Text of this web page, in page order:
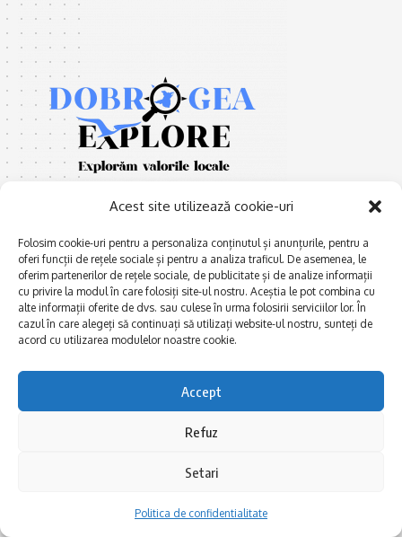
Acest site utilizează cookie-uri
Folosim cookie-uri pentru a personaliza conținutul și anunțurile, pentru a
oferi funcții de rețele sociale și pentru a analiza traficul. De asemenea, le
oferim partenerilor de rețele sociale, de publicitate și de analize informații
cu privire la modul în care folosiți site-ul nostru. Aceștia le pot combina cu
alte informații oferite de dvs. sau culese în urma folosirii serviciilor lor. În
cazul în care alegeți să continuați să utilizați website-ul nostru, sunteți de
acord cu utilizarea modulelor noastre cookie.
Accept
Refuz
Setari
Politica de confidentialitate
E xplorăm Dobrogea,
Explorăm valorile locale:
Deltă, Litoral, cele mai mari
biserici și mănăstiri, cele mai
FRUMOASE POVEȘTI.
Afaceri și meșteșuguri
Actualitate